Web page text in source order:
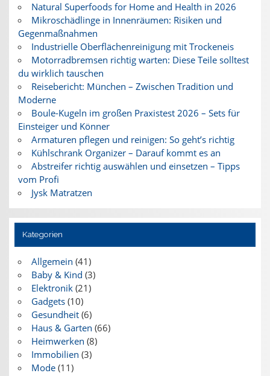
Natural Superfoods for Home and Health in 2026
Mikroschädlinge in Innenräumen: Risiken und
Gegenmaßnahmen
Industrielle Oberflächenreinigung mit Trockeneis
Motorradbremsen richtig warten: Diese Teile solltest
du wirklich tauschen
Reisebericht: München – Zwischen Tradition und
Moderne
Boule-Kugeln im großen Praxistest 2026 – Sets für
Einsteiger und Könner
Armaturen pflegen und reinigen: So geht’s richtig
Kühlschrank Organizer – Darauf kommt es an
Abstreifer richtig auswählen und einsetzen – Tipps
vom Profi
Jysk Matratzen
Kategorien
Allgemein (41)
Baby & Kind (3)
Elektronik(21)
Gadgets(10)
Gesundheit(6)
Haus & Garten (66)
Heimwerken (8)
Immobilien (3)
Mode(11)